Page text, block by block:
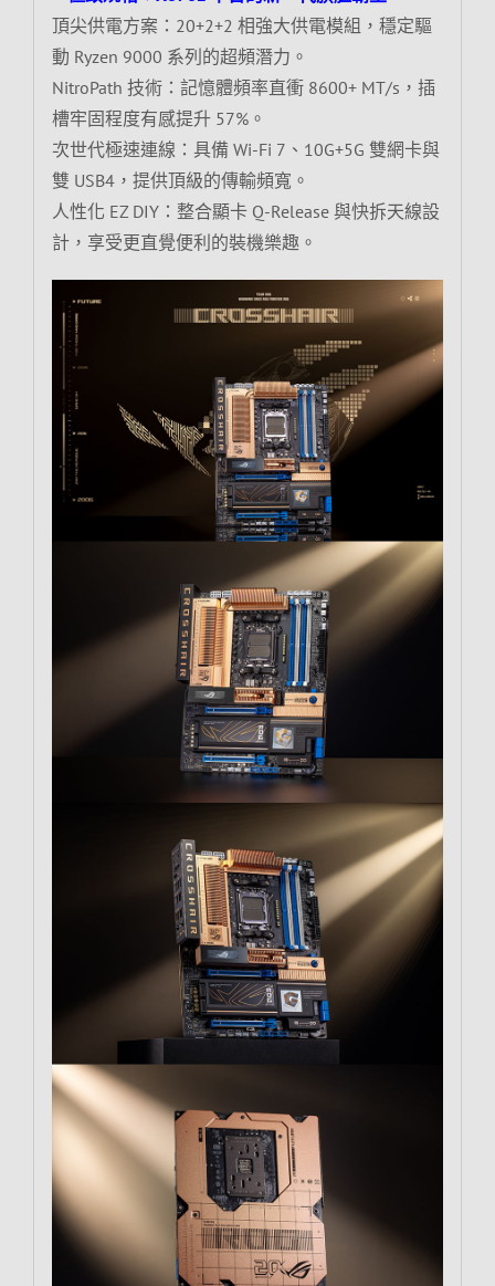
頂尖供電方案：20+2+2 相強大供電模組，穩定驅
動 Ryzen 9000 系列的超頻潛力。
NitroPath 技術：記憶體頻率直衝 8600+ MT/s，插
槽牢固程度有感提升 57%。
次世代極速連線：具備 Wi-Fi 7、10G+5G 雙網卡與
雙 USB4，提供頂級的傳輸頻寬。
人性化 EZ DIY：整合顯卡 Q-Release 與快拆天線設
計，享受更直覺便利的裝機樂趣。